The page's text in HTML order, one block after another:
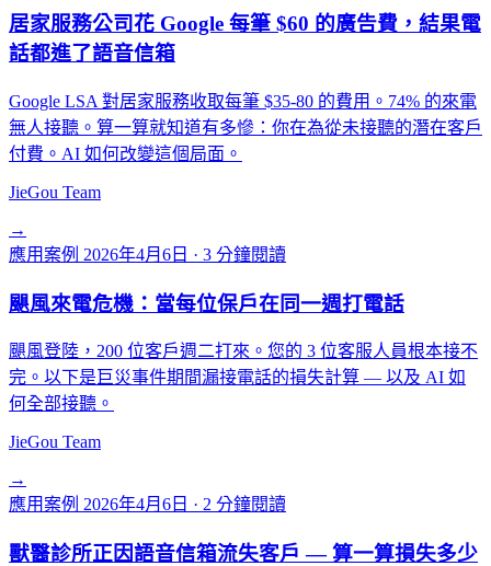
居家服務公司花 Google 每筆 $60 的廣告費，結果電
話都進了語音信箱
Google LSA 對居家服務收取每筆 $35-80 的費用。74% 的來電
無人接聽。算一算就知道有多慘：你在為從未接聽的潛在客戶
付費。AI 如何改變這個局面。
JieGou Team
→
應用案例 2026年4月6日 · 3 分鐘閱讀
颶風來電危機：當每位保戶在同一週打電話
颶風登陸，200 位客戶週二打來。您的 3 位客服人員根本接不
完。以下是巨災事件期間漏接電話的損失計算 — 以及 AI 如
何全部接聽。
JieGou Team
→
應用案例 2026年4月6日 · 2 分鐘閱讀
獸醫診所正因語音信箱流失客戶 — 算一算損失多少